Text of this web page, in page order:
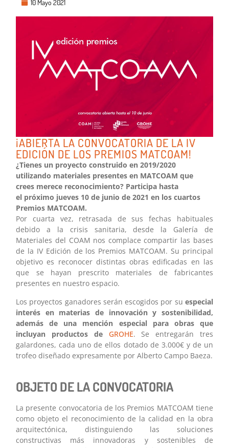
10 Mayo 2021
¡ABIERTA LA CONVOCATORIA DE LA IV
EDICIÓN DE LOS PREMIOS MATCOAM!
¿Tienes un proyecto construido en 2019/2020
utilizando materiales presentes en MATCOAM que
crees merece reconocimiento? Participa hasta
el próximo jueves 10 de junio de 2021 en los cuartos
Premios MATCOAM.
Por cuarta vez, retrasada de sus fechas habituales
debido a la crisis sanitaria, desde la Galería de
Materiales del COAM nos complace compartir las bases
de la IV Edición de los Premios MATCOAM. Su principal
objetivo es reconocer distintas obras edificadas en las
que se hayan prescrito materiales de fabricantes
presentes en nuestro espacio.
Los proyectos ganadores serán escogidos por su especial
interés en materias de innovación y sostenibilidad,
además de una mención especial para obras que
incluyan productos de GROHE. Se entregarán tres
galardones, cada uno de ellos dotado de 3.000€ y de un
trofeo diseñado expresamente por Alberto Campo Baeza.
OBJETO DE LA CONVOCATORIA
La presente convocatoria de los Premios MATCOAM tiene
como objeto el reconocimiento de la calidad en la obra
arquitectónica, distinguiendo las soluciones
constructivas más innovadoras y sostenibles de